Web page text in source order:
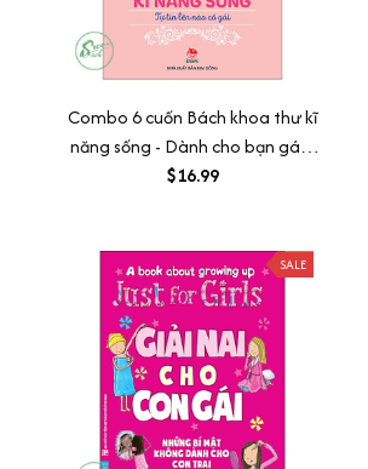
Combo 6 cuốn Bách khoa thư kĩ
năng sống - Dành cho bạn gái -
Tự tin lên nào cô gái
$16.99
SALE